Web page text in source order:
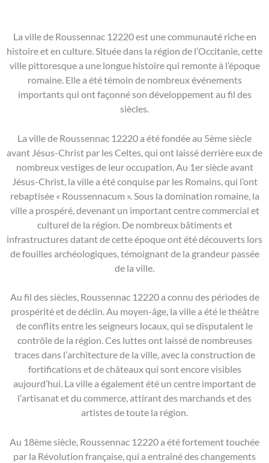
La ville de Roussennac 12220 est une communauté riche en
histoire et en culture. Située dans la région de l’Occitanie, cette
ville pittoresque a une longue histoire qui remonte à l’époque
romaine. Elle a été témoin de nombreux événements
importants qui ont façonné son développement au fil des
siècles.
La ville de Roussennac 12220 a été fondée au 5ème siècle
avant Jésus-Christ par les Celtes, qui ont laissé derrière eux de
nombreux vestiges de leur occupation. Au 1er siècle avant
Jésus-Christ, la ville a été conquise par les Romains, qui l’ont
rebaptisée « Roussennacum ». Sous la domination romaine, la
ville a prospéré, devenant un important centre commercial et
culturel de la région. De nombreux bâtiments et
infrastructures datant de cette époque ont été découverts lors
de fouilles archéologiques, témoignant de la grandeur passée
de la ville.
Au fil des siècles, Roussennac 12220 a connu des périodes de
prospérité et de déclin. Au moyen-âge, la ville a été le théâtre
de conflits entre les seigneurs locaux, qui se disputaient le
contrôle de la région. Ces luttes ont laissé de nombreuses
traces dans l’architecture de la ville, avec la construction de
fortifications et de châteaux qui sont encore visibles
aujourd’hui. La ville a également été un centre important de
l’artisanat et du commerce, attirant des marchands et des
artistes de toute la région.
Au 18ème siècle, Roussennac 12220 a été fortement touchée
par la Révolution française, qui a entraîné des changements